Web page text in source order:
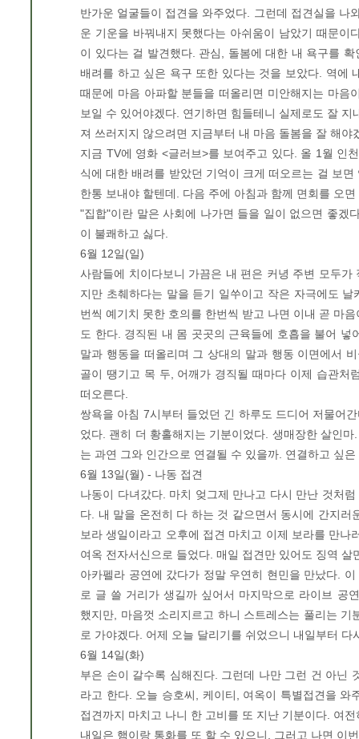
반가운 얼굴들이 접견을 와주었다. 그런데 접견실을
운 기운을 바꿔내지 못했다는 아쉬움이 남았기 때문
이 있다는 걸 발견했다. 관심, 돌봄에 대한 내 욕구를
배려를 하고 싶은 욕구 또한 있다는 것을 보았다. 역에
때문에 마음 아파할 분들을 떠올리면 미안해지는 마음
보일 수 있어야겠다. 연기하면 힘들테니 실제로도 잘
져 쓰러지지 않으려면 지금부터 내 마음 돌봄을 잘 해야
지금 TV에 영화 <글러브>를 보여주고 있다. 올 1월 인
식에 대한 배려를 받았던 기억이 크게 떠오르는 걸 보
한통 보내야 할텐데. 다음 주에 아침과 함께 면회를 오면
"집합"이란 말은 사회에 나가면 들을 일이 없으면 좋겠
이 불쾌하고 싫다.
6월 12일(일)
사람들에 치이다보니 가끔은 내 편은 커녕 주변 모두
지만 초췌하다는 말을 듣기 일쑤이고 작은 자극에도
번씩 예기치 못한 호의를 한번씩 받고 나면 이내 곧 마
도 한다. 경직된 내 몸 곳곳의 근육들에 호흡을 불어
말과 행동을 떠올리며 그 상대의 말과 행동 이면에서
골이 땡기고 목 두, 어깨가 경직될 때마다 이제 습관
떠오른다.
쌍욕을 아침 7시부터 들었던 긴 하루도 드디어 저물어
었다. 괜히 더 황홀해지는 기분이었다. 생매장한 살인
는 과연 그와 인간으로 연결될 수 있을까. 연결하고 싶
6월 13일(월) - 나동 접견
나동이 다녀갔다. 마치 엊그제 만나고 다시 만난 것처
다. 내 말을 온전히 다 하는 것 같으면서 동시에 간지
보라 생일이라고 오후에 접견 마치고 이제 보라를 만
여옥 전자서신으로 들었다. 매일 접견만 있어도 징역 살
아카펠라 공연에 갔다가 정말 우연히 현민을 만났다.
로 글 쓸 거리가 생길까 싶어서 마지막으로 라이브 공
했지만, 마음껏 소리지르고 하니 스트레스는 풀리는
로 가야겠다. 어제 오늘 달리기를 쉬었으니 내일부터
6월 14일(화)
부은 손이 갈수록 심해진다. 그런데 나만 그런 건 아닌
라고 한다. 오늘 승호씨, 케이티, 여옥이 특별접견을
접견까지 마치고 나니 한 고비를 또 지난 기분이다. 여
내일은 햄이랑 통화를 또 할 수 있으니, 그러고 나면 이